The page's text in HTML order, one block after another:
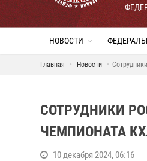
НОВОСТИ
Главная Новости
СОТРУДНИКИ
ЧЕМПИОНАТА
10 декабря 2024, 06:16